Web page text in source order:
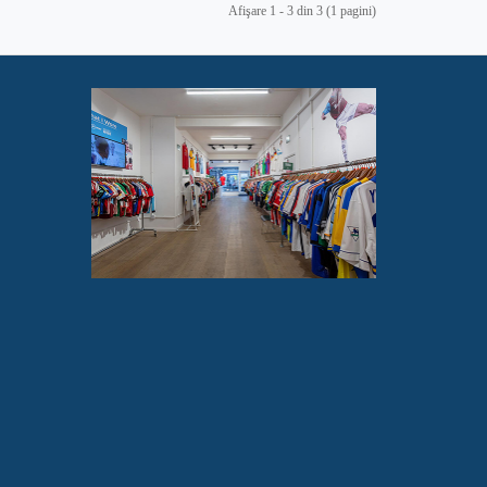
Afişare 1 - 3 din 3 (1 pagini)